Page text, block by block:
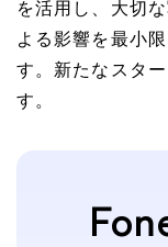
を活用し、大切
よる影響を最小
す。新たなスタ
す。